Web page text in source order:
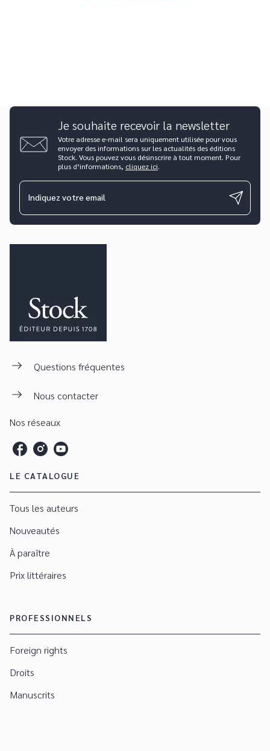
Je souhaite recevoir la newsletter
Votre adresse e-mail sera uniquement utilisée pour vous
envoyer des informations sur les actualités des éditions
Stock. Vous pouvez vous désinscrire à tout moment. Pour
plus d’informations, cliquez ici.
Indiquez votre email
Questions fréquentes
Nous contacter
Nos réseaux
LE CATALOGUE
Tous les auteurs
Nouveautés
À paraître
Prix littéraires
PROFESSIONNELS
Foreign rights
Droits
Manuscrits